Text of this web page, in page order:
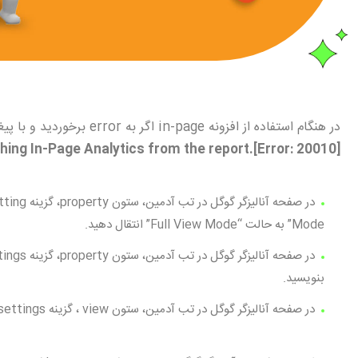
در هنگام استفاده از افزونه in-page اگر به error برخوردید و با پیغام زیر روبرو شدید،برای حل مشکل موارد زیر را چک کنید:
In-Page Analytics from the report.[Error: 20010]
Mode” به حالت “Full View Mode” انتقال دهید.
بنویسید.
در صفحه آنالیزگر گوگل در تب آدمین، ستون view ، گزینه view settings در بخش